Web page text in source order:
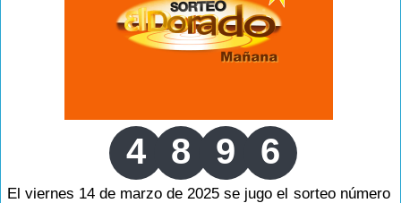
4 8 9 6
El viernes 14 de marzo de 2025 se jugo el sorteo número